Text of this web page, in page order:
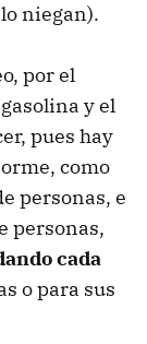
niegan).
por el
y el
pues hay
como
personas, e
personas,
cada
o para sus